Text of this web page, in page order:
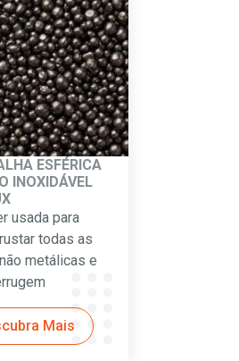
ESFÉRICA
INOXIDÁVEL
usada para
todas as
metálicas e
Mais